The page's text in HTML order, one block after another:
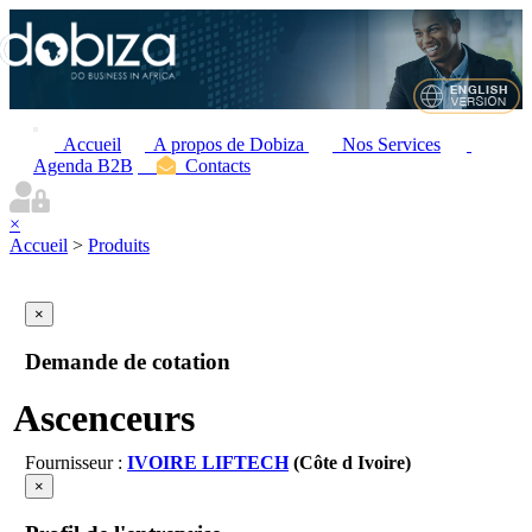
Accueil A propos de Dobiza
Nos Services
Agenda B2B
Contacts
×
Accueil > Produits
×
Demande de cotation
Ascenceurs
Fournisseur : IVOIRE LIFTECH(Côte d Ivoire)
×